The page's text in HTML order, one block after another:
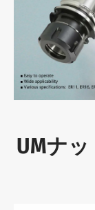
UMナッ